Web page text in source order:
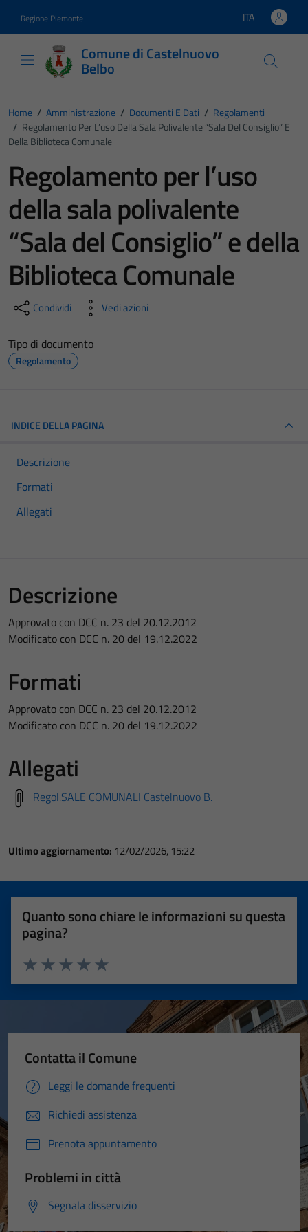
Regione Piemonte Lingua attiva:
ITA
Comune di Castelnuovo
Belbo
Home / Amministrazione / Documenti E Dati / Regolamenti
/ Regolamento Per L’uso Della Sala Polivalente “Sala Del Consiglio” E
Della Biblioteca Comunale
Regolamento per l’uso
della sala polivalente
“Sala del Consiglio” e della
Biblioteca Comunale
Condividi Vedi azioni
Tipo di documento
Regolamento
INDICE DELLA PAGINA
Descrizione
Formati
Allegati
Descrizione
Approvato con DCC n. 23 del 20.12.2012
Modificato con DCC n. 20 del 19.12.2022
Formati
Approvato con DCC n. 23 del 20.12.2012
Modificato con DCC n. 20 del 19.12.2022
Allegati
Regol.SALE COMUNALI Castelnuovo B.
Ultimo aggiornamento: 12/02/2026, 15:22
Quanto sono chiare le informazioni su questa
pagina?
Valuta 5 stelle su 5
Valuta 4 stelle su 5
Valuta 3 stelle su 5
Valuta 2 stelle su 5
Valuta 1 stelle su 5
Contatta il Comune
Leggi le domande frequenti
Richiedi assistenza
Prenota appuntamento
Problemi in città
Segnala disservizio